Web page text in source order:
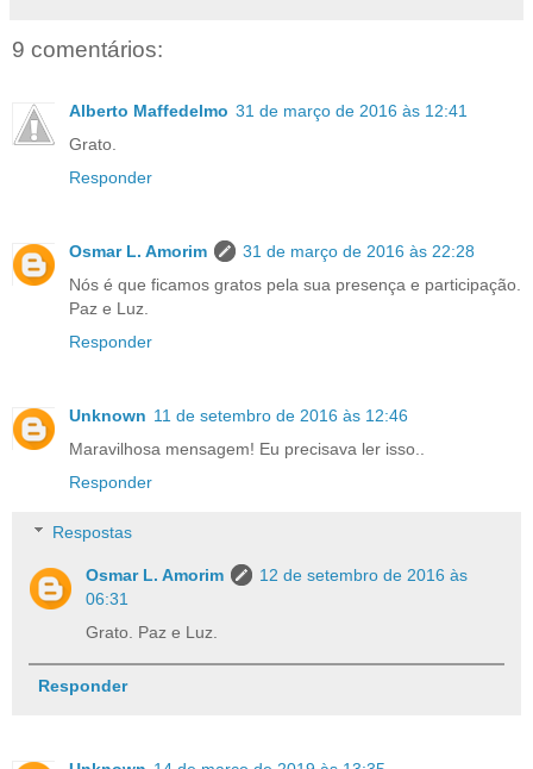
9 comentários:
Alberto Maffedelmo 31 de março de 2016 às 12:41
Grato.
Responder
Osmar L. Amorim
31 de março de 2016 às 22:28
Nós é que ficamos gratos pela sua presença e participação.
Paz e Luz.
Responder
Unknown 11 de setembro de 2016 às 12:46
Maravilhosa mensagem! Eu precisava ler isso..
Responder
Respostas
Osmar L. Amorim
12 de setembro de 2016 às
06:31
Grato. Paz e Luz.
Responder